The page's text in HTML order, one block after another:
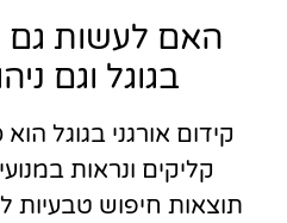
האם לעשות גם
בגוגל וגם
קידום אורגני בגוגל
קליקים ונראות
תוצאות חיפוש טבעיות